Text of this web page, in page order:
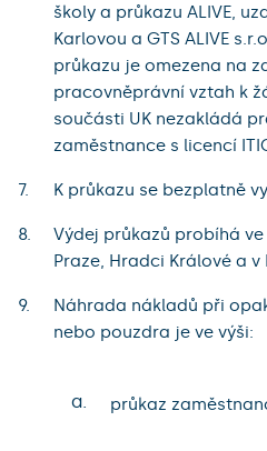
školy a průkazu ALIVE,
Karlovou a GTS ALIVE
průkazu je omezena na
pracovněprávní vztah k
součásti UK nezakládá
zaměstnance s licencí
K průkazu se bezplatně
Výdej průkazů probíhá
Praze, Hradci Králové a v
Náhrada nákladů při
nebo pouzdra je ve výši:
a. průkaz